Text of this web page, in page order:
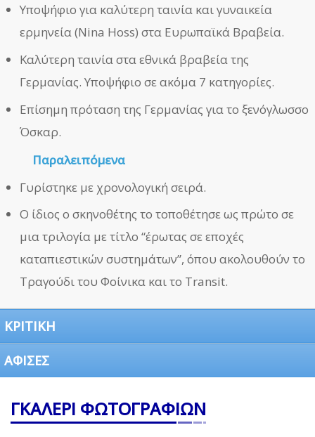
Υποψήφιο για καλύτερη ταινία και γυναικεία
ερμηνεία (Nina Hoss) στα Ευρωπαϊκά Βραβεία.
Καλύτερη ταινία στα εθνικά βραβεία της
Γερμανίας. Υποψήφιο σε ακόμα 7 κατηγορίες.
Επίσημη πρόταση της Γερμανίας για το ξενόγλωσσο
Όσκαρ.
Παραλειπόμενα
Γυρίστηκε με χρονολογική σειρά.
Ο ίδιος ο σκηνοθέτης το τοποθέτησε ως πρώτο σε
μια τριλογία με τίτλο “έρωτας σε εποχές
καταπιεστικών συστημάτων”, όπου ακολουθούν το
Τραγούδι του Φοίνικα και το Transit.
ΚΡΙΤΙΚΗ
ΑΦΙΣΕΣ
ΓΚΑΛΕΡΙ ΦΩΤΟΓΡΑΦΙΩΝ